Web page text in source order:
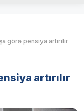
görə pensiya artırılır
artırılır